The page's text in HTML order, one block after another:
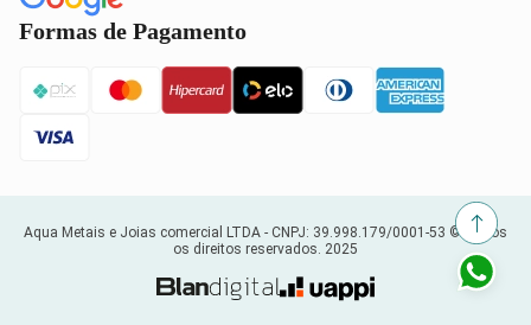
Formas de Pagamento
Aqua Metais e Joias comercial LTDA - CNPJ: 39.998.179/0001-53 © Todos
os direitos reservados. 2025